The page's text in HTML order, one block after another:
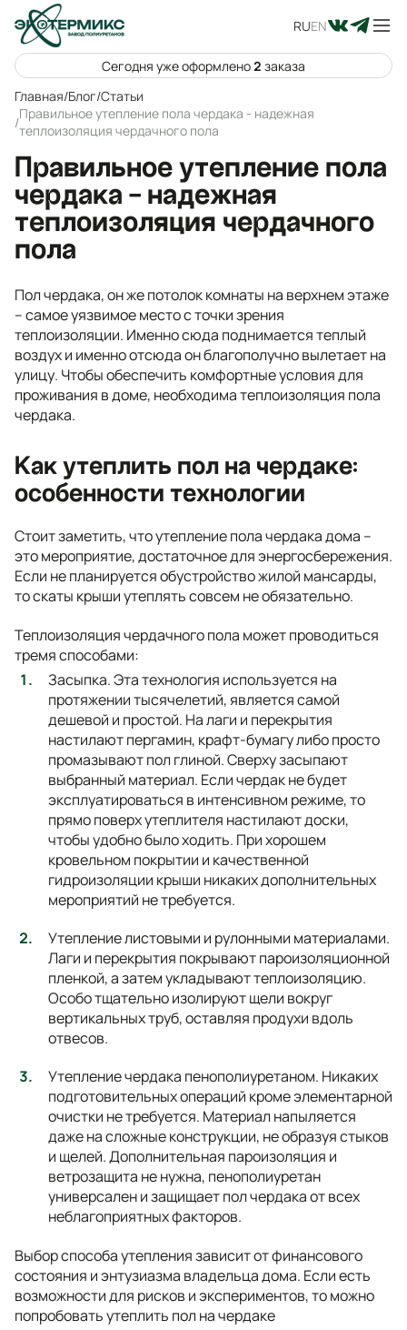
RUEN
Сегодня уже оформлено 2 заказа
Главная/Блог/Статьи
/Правильное утепление пола чердака - надежная
теплоизоляция чердачного пола
Правильное утепление пола
чердака - надежная
теплоизоляция чердачного
пола
Пол чердака, он же потолок комнаты на верхнем этаже
– самое уязвимое место с точки зрения
теплоизоляции. Именно сюда поднимается теплый
воздух и именно отсюда он благополучно вылетает на
улицу. Чтобы обеспечить комфортные условия для
проживания в доме, необходима теплоизоляция пола
чердака.
Как утеплить пол на чердаке:
особенности технологии
Стоит заметить, что утепление пола чердака дома –
это мероприятие, достаточное для энергосбережения.
Если не планируется обустройство жилой мансарды,
то скаты крыши утеплять совсем не обязательно.
Теплоизоляция чердачного пола может проводиться
тремя способами:
Засыпка. Эта технология используется на
протяжении тысячелетий, является самой
дешевой и простой. На лаги и перекрытия
настилают пергамин, крафт-бумагу либо просто
промазывают пол глиной. Сверху засыпают
выбранный материал. Если чердак не будет
эксплуатироваться в интенсивном режиме, то
прямо поверх утеплителя настилают доски,
чтобы удобно было ходить. При хорошем
кровельном покрытии и качественной
гидроизоляции крыши никаких дополнительных
мероприятий не требуется.
Утепление листовыми и рулонными материалами.
Лаги и перекрытия покрывают пароизоляционной
пленкой, а затем укладывают теплоизоляцию.
Особо тщательно изолируют щели вокруг
вертикальных труб, оставляя продухи вдоль
отвесов.
Утепление чердака пенополиуретаном. Никаких
подготовительных операций кроме элементарной
очистки не требуется. Материал напыляется
даже на сложные конструкции, не образуя стыков
и щелей. Дополнительная пароизоляция и
ветрозащита не нужна, пенополиуретан
универсален и защищает пол чердака от всех
неблагоприятных факторов.
Выбор способа утепления зависит от финансового
состояния и энтузиазма владельца дома. Если есть
возможности для рисков и экспериментов, то можно
попробовать утеплить пол на чердаке